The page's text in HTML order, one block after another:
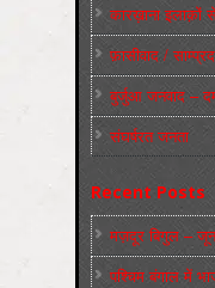
कारख़ाना इलाक़ों
फ़ासीवाद /
बुर्जुआ जनवाद –
संघर्षरत जनता
Recent Posts
मज़दूर बिगुल –
पश्चिम बंगाल में